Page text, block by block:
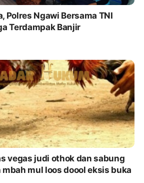
Polres Ngawi Bersama TNI
Terdampak Banjir
vegas judi othok dan sabung
mul loos doool eksis buka